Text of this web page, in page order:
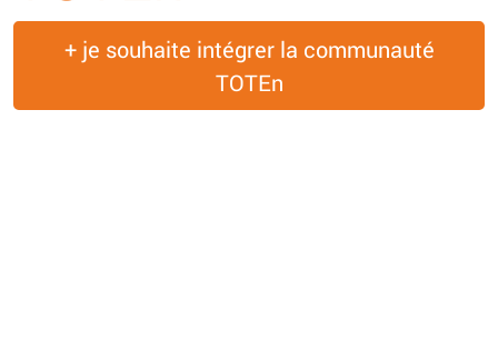
+ je souhaite intégrer la communauté
TOTEn